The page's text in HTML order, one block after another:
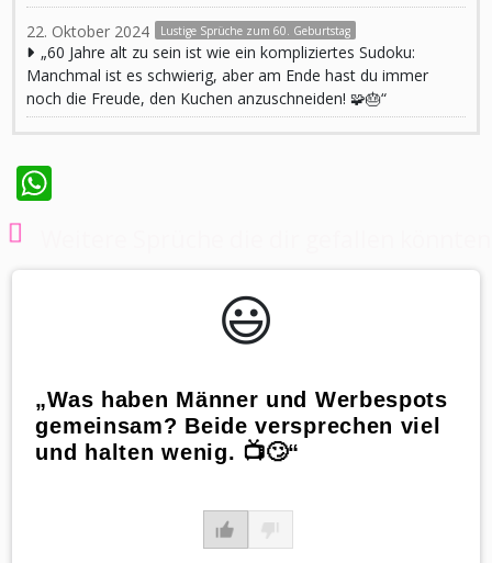
22. Oktober 2024 Lustige Sprüche zum 60. Geburtstag
„60 Jahre alt zu sein ist wie ein kompliziertes Sudoku:
Manchmal ist es schwierig, aber am Ende hast du immer
noch die Freude, den Kuchen anzuschneiden! 🧩🎂“
😃️
„Was haben Männer und Werbespots
gemeinsam? Beide versprechen viel
und halten wenig. 📺🙄“